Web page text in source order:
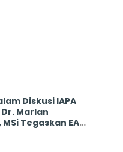
Diskusi IAPA
Marlan
Tegaskan EAP